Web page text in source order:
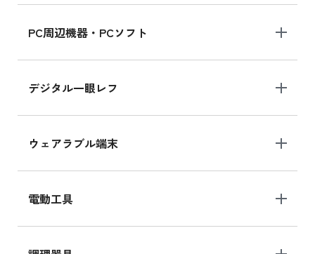
PC周辺機器・PCソフト
デジタル一眼レフ
ウェアラブル端末
電動工具